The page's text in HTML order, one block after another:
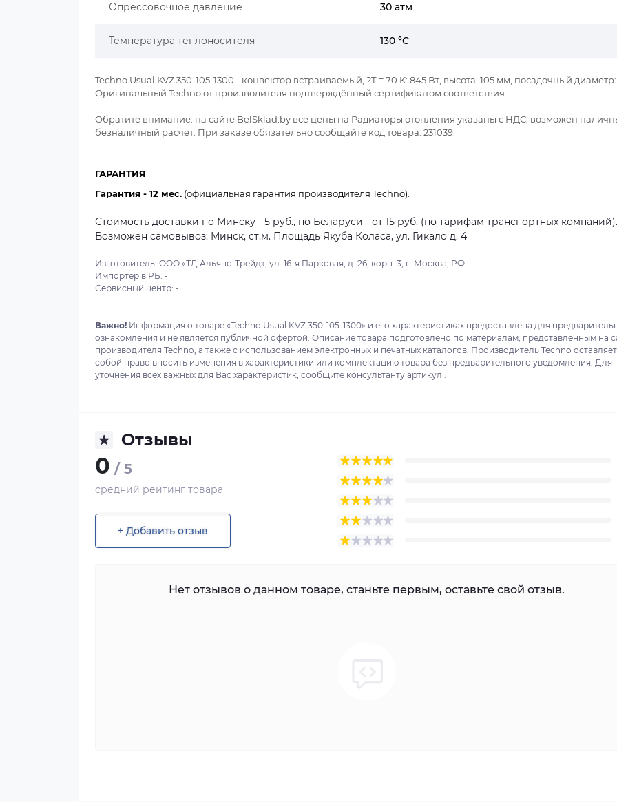
Опрессовочное давление 30 атм
Температура теплоносителя 130 °C
Techno Usual KVZ 350-105-1300 - конвектор встраиваемый, ?Т = 70 K: 845 Вт, высота: 105 мм, посадочный диаметр:
Оригинальный Techno от производителя подтверждённый сертификатом соответствия.
Обратите внимание: на сайте BelSklad.by все цены на Радиаторы отопления указаны с НДС, возможен
безналичный расчет. При заказе обязательно сообщайте код товара: 231039.
ГАРАНТИЯ
Гарантия - 12 мес. (официальная гарантия производителя Techno).
Стоимость доставки по Минску - 5 руб., по Беларуси - от 15 руб. (по тарифам транспортных компаний).
Возможен самовывоз: Минск, ст.м. Площадь Якуба Коласа, ул. Гикало д. 4
Изготовитель: ООО «ТД Альянс-Трейд», ул. 16-я Парковая, д. 26, корп. 3, г. Москва, РФ
Импортер в РБ: -
Сервисный центр: -
Важно! Информация о товаре «Techno Usual KVZ 350-105-1300» и его характеристиках предоставлена для
ознакомления и не является публичной офертой. Описание товара подготовлено по материалам, представленным на
производителя Techno, а также с использованием электронных и печатных каталогов. Производитель Techno оставляет
собой право вносить изменения в характеристики или комплектацию товара без предварительного уведомления. Для
уточнения всех важных для Вас характеристик, сообщите консультанту артикул .
Отзывы
0 / 5
средний рейтинг товара
+ Добавить отзыв
Нет отзывов о данном товаре, станьте первым, оставьте свой отзыв.